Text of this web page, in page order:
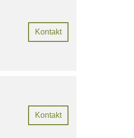
Kontakt
Kontakt